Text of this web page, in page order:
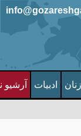
زنان ادبیات آرشیو